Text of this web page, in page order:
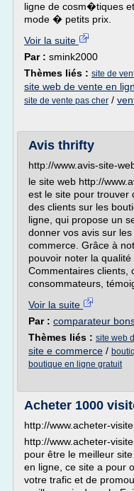
ligne de cosm�tiques
mode � petits prix.
Voir la suite
Par : smink2000
Thèmes liés : site de
site web de vente en
site de vente pas cher /
Avis thrifty
http://www.avis-site-
le site web http://
est le site pour trouver
des clients sur les
ligne, qui propose un
donner vos avis sur
commerce. Grâce à
pouvoir noter la
Commentaires clients,
consommateurs,
Voir la suite
Par : comparateur
Thèmes liés : site web
site e commerce /
boutique en ligne gratuit
Acheter 1000
http://www.acheter-
http://www.acheter-
pour être le meilleur
en ligne, ce site a pour
votre trafic et de